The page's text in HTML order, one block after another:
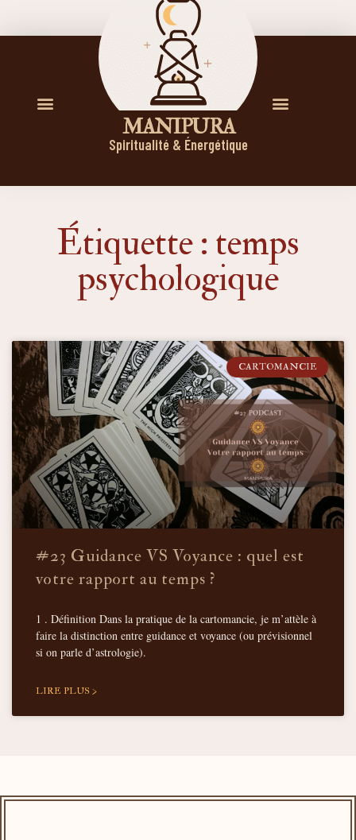
M A N I P U R A
Spiritualité & Énergétique
Étiquette : temps
psychologique
CARTOMANCIE
#23 Guidance VS Voyance : quel est
votre rapport au temps ?
1 . Définition Dans la pratique de la cartomancie, je m’attèle à
faire la distinction entre guidance et voyance (ou prévisionnel
si on parle d’astrologie).
LIRE PLUS >